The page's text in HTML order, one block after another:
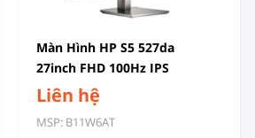
Màn Hình HP S5 527da
27inch FHD 100Hz IPS
B11W6AT
Liên hệ
MSP: B11W6AT